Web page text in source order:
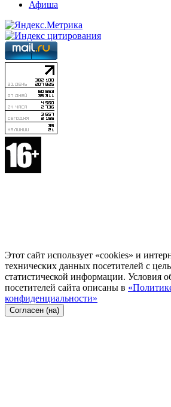
Афиша
Этот сайт использует «cookies» и
технических данных посетителей с
статистической информации. Условия
посетителей сайта описаны в
конфиденциальности»
Согласен (на)